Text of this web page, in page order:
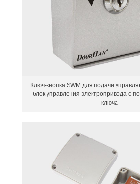
Ключ-кнопка SWM для подачи
блок управления электропривода с
ключа